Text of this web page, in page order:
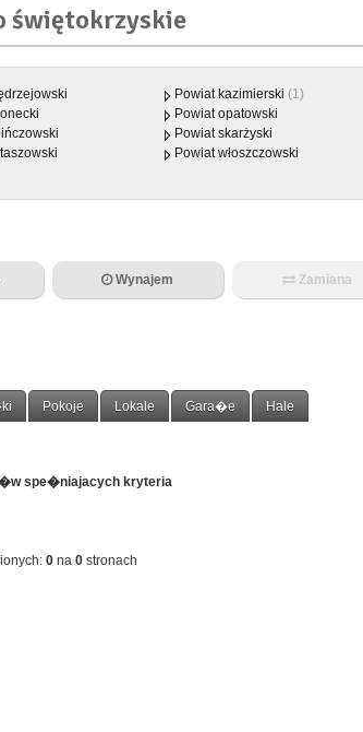
świętokrzyskie
Powiat kazimierski (1)
Powiat opatowski
Powiat skarżyski
Powiat włoszczowski
Wynajem Zamiana
Pokoje Lokale Gara�e Hale
spe�niajacych kryteria
0 na 0 stronach